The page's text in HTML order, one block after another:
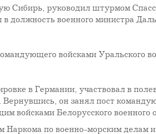
руководил штурмом
в должность военного министра
войсками Уральского
в Германии, участвовал в
он занял пост
войсками Белорусского военного
Наркома по военно-морским делам